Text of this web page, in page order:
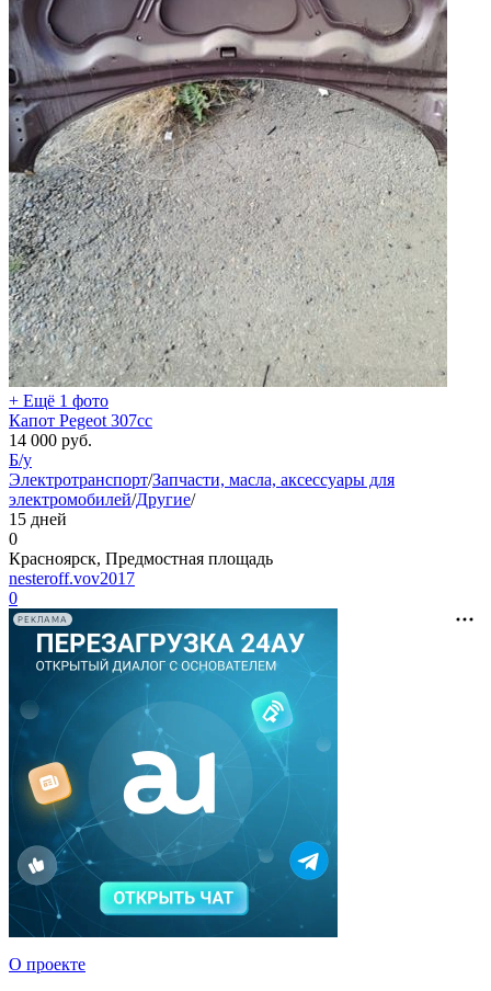
+ Ещё 1 фото
Капот Pegeot 307сс
14 000 руб.
Б/у
Электротранспорт/Запчасти, масла, аксессуары для
электромобилей/Другие/
15 дней
0
Красноярск, Предмостная площадь
nesteroff.vov2017
0
РЕКЛАМА
О проекте